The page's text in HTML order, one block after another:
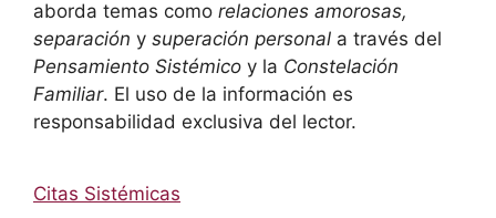
aborda temas como relaciones amorosas,
separación y superación personal a través del
Pensamiento Sistémico y la Constelación
Familiar. El uso de la información es
responsabilidad exclusiva del lector.
Citas Sistémicas